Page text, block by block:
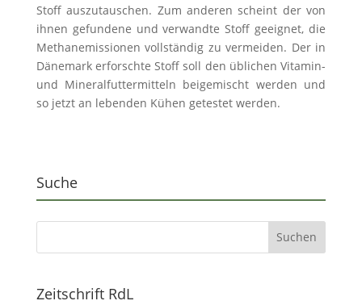
Stoff auszutauschen. Zum anderen scheint der von
ihnen gefundene und verwandte Stoff geeignet, die
Methanemissionen vollständig zu vermeiden. Der in
Dänemark erforschte Stoff soll den üblichen Vitamin-
und Mineralfuttermitteln beigemischt werden und
so jetzt an lebenden Kühen getestet werden.
Suche
Zeitschrift RdL